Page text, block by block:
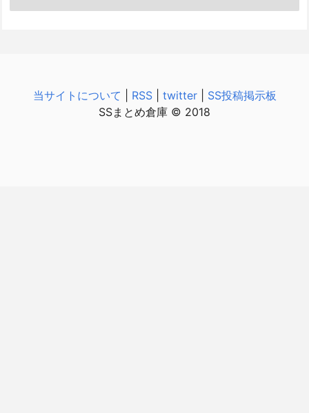
当サイトについて RSS| twitter| SS投稿掲示板
SSまとめ倉庫 © 2018